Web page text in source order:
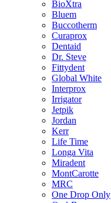
BioXtra
Bluem
Buccotherm
Curaprox
Dentaid
Dr. Steve
Fittydent
Global White
Interprox
Irrigator
Jetpik
Jordan
Kerr
Life Time
Longa Vita
Miradent
MontCarotte
MRC
One Drop Only